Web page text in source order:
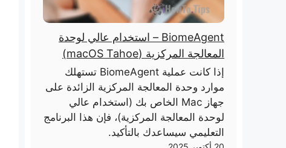
BiomeAgent – ​​استخدام عالي لوحدة
المعالجة المركزية (macOS Tahoe)
إذا كانت عملية BiomeAgent تستهلك
موارد وحدة المعالجة المركزية الزائدة على
جهاز Mac الخاص بك (استخدام عالي
لوحدة المعالجة المركزية)، فإن هذا البرنامج
التعليمي سيساعدك بالتأكيد.